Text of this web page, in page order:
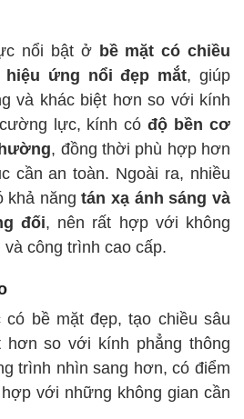
nổi bật ở bề mặt có chiều
hiệu ứng nổi đẹp mắt, giúp
và khác biệt hơn so với kính
lực, kính cóđộ bền cơ
, đồng thời phù hợp hơn
cần an toàn. Ngoài ra, nhiều
khả năngtán xạ ánh sáng và
đối, nên rất hợp với không
công trình cao cấp.
bề mặt đẹp, tạo chiều sâu
so với kính phẳng thông
trình nhìn sang hơn, có điểm
với những không gian cần